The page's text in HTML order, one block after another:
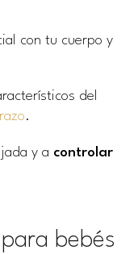
con tu cuerpo y
del
.
y a controlar
bebés